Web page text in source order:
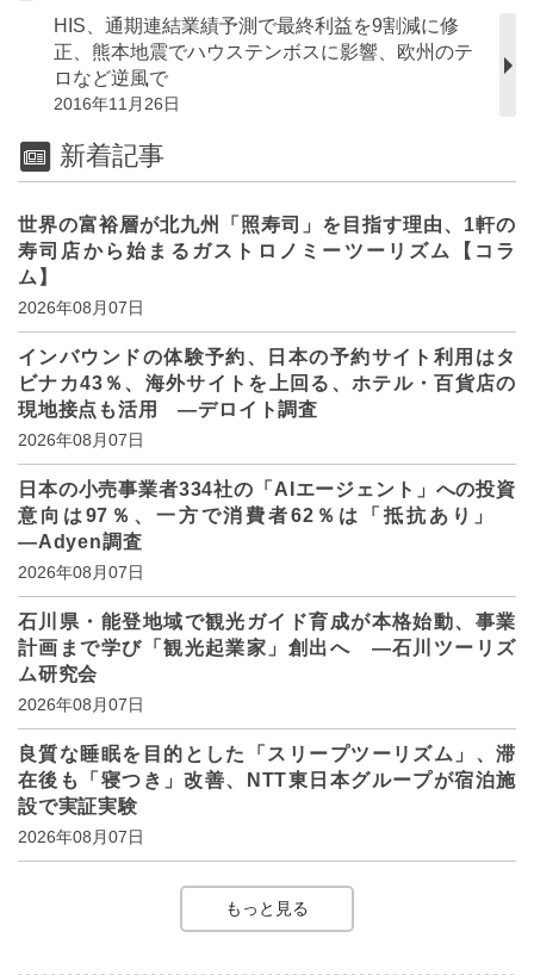
HIS、通期連結業績予測で最終利益を9割減に修
正、熊本地震でハウステンボスに影響、欧州のテ
ロなど逆風で
2016年11月26日
新着記事
世界の富裕層が北九州「照寿司」を目指す理由、1軒の
寿司店から始まるガストロノミーツーリズム【コラ
ム】
2026年08月07日
インバウンドの体験予約、日本の予約サイト利用はタ
ビナカ43％、海外サイトを上回る、ホテル・百貨店の
現地接点も活用 ―デロイト調査
2026年08月07日
日本の小売事業者334社の「AIエージェント」への投資
意向は97％、一方で消費者62％は「抵抗あり」
―Adyen調査
2026年08月07日
石川県・能登地域で観光ガイド育成が本格始動、事業
計画まで学び「観光起業家」創出へ ―石川ツーリズ
ム研究会
2026年08月07日
良質な睡眠を目的とした「スリープツーリズム」、滞
在後も「寝つき」改善、NTT東日本グループが宿泊施
設で実証実験
2026年08月07日
もっと見る